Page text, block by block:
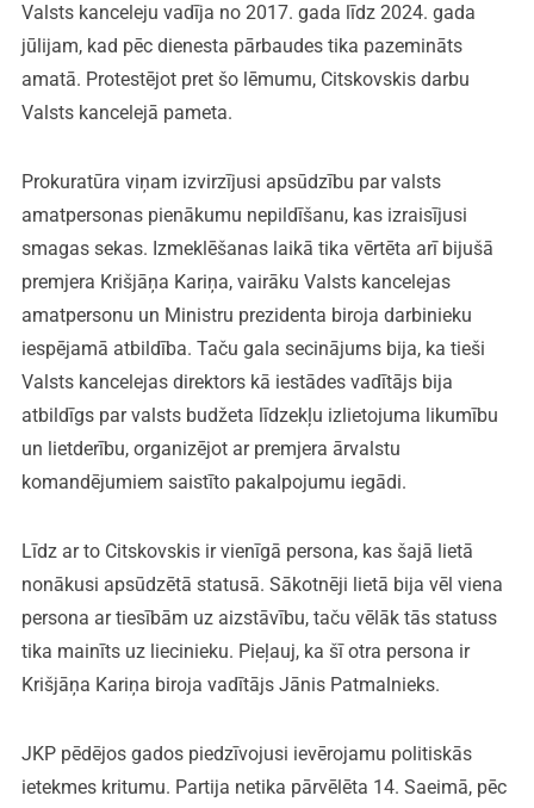
Valsts kanceleju vadīja no 2017. gada līdz 2024. gada
jūlijam, kad pēc dienesta pārbaudes tika pazemināts
amatā. Protestējot pret šo lēmumu, Citskovskis darbu
Valsts kancelejā pameta.
Prokuratūra viņam izvirzījusi apsūdzību par valsts
amatpersonas pienākumu nepildīšanu, kas izraisījusi
smagas sekas. Izmeklēšanas laikā tika vērtēta arī bijušā
premjera Krišjāņa Kariņa, vairāku Valsts kancelejas
amatpersonu un Ministru prezidenta biroja darbinieku
iespējamā atbildība. Taču gala secinājums bija, ka tieši
Valsts kancelejas direktors kā iestādes vadītājs bija
atbildīgs par valsts budžeta līdzekļu izlietojuma likumību
un lietderību, organizējot ar premjera ārvalstu
komandējumiem saistīto pakalpojumu iegādi.
Līdz ar to Citskovskis ir vienīgā persona, kas šajā lietā
nonākusi apsūdzētā statusā. Sākotnēji lietā bija vēl viena
persona ar tiesībām uz aizstāvību, taču vēlāk tās statuss
tika mainīts uz liecinieku. Pieļauj, ka šī otra persona ir
Krišjāņa Kariņa biroja vadītājs Jānis Patmalnieks.
JKP pēdējos gados piedzīvojusi ievērojamu politiskās
ietekmes kritumu. Partija netika pārvēlēta 14. Saeimā, pēc